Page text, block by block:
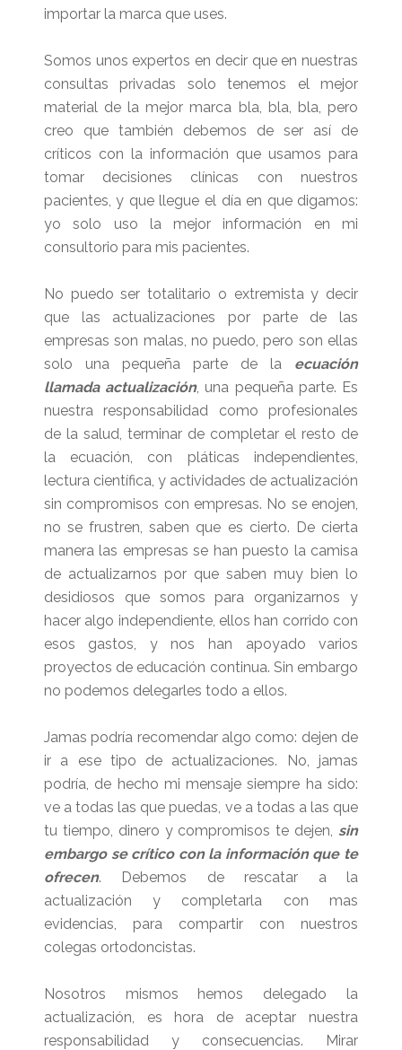
importar la marca que uses.
Somos unos expertos en decir que en nuestras
consultas privadas solo tenemos el mejor
material de la mejor marca bla, bla, bla, pero
creo que también debemos de ser así de
críticos con la información que usamos para
tomar decisiones clínicas con nuestros
pacientes, y que llegue el día en que digamos:
yo solo uso la mejor información en mi
consultorio para mis pacientes.
No puedo ser totalitario o extremista y decir
que las actualizaciones por parte de las
empresas son malas, no puedo, pero son ellas
solo una pequeña parte de la ecuación
llamada actualización, una pequeña parte. Es
nuestra responsabilidad como profesionales
de la salud, terminar de completar el resto de
la ecuación, con pláticas independientes,
lectura científica, y actividades de actualización
sin compromisos con empresas. No se enojen,
no se frustren, saben que es cierto. De cierta
manera las empresas se han puesto la camisa
de actualizarnos por que saben muy bien lo
desidiosos que somos para organizarnos y
hacer algo independiente, ellos han corrido con
esos gastos, y nos han apoyado varios
proyectos de educación continua. Sin embargo
no podemos delegarles todo a ellos.
Jamas podría recomendar algo como: dejen de
ir a ese tipo de actualizaciones. No, jamas
podría, de hecho mi mensaje siempre ha sido:
ve a todas las que puedas, ve a todas a las que
tu tiempo, dinero y compromisos te dejen, sin
embargo se crítico con la información que te
ofrecen. Debemos de rescatar a la
actualización y completarla con mas
evidencias, para compartir con nuestros
colegas ortodoncistas.
Nosotros mismos hemos delegado la
actualización, es hora de aceptar nuestra
responsabilidad y consecuencias. Mirar